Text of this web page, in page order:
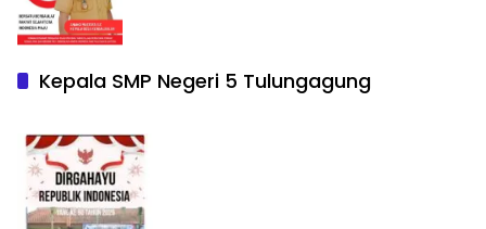
Kepala SMP Negeri 5 Tulungagung